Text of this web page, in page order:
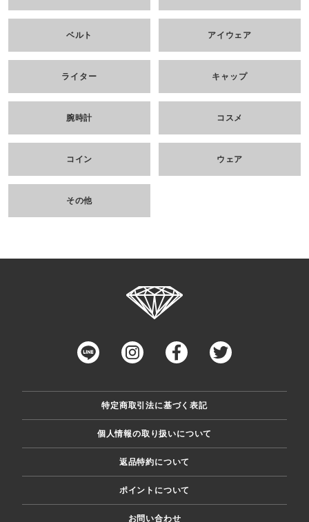
ベルト アイウェア
ライター キャップ
腕時計 コスメ
コイン ウェア
その他
特定商取引法に基づく表記
個人情報の取り扱いについて
返品特約について
ポイントについて
お問い合わせ